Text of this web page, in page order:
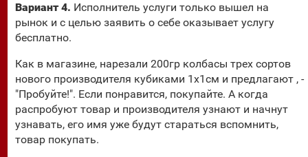
Вариант 4. Исполнитель услуги только вышел на
рынок и с целью заявить о себе оказывает услугу
бесплатно.
Как в магазине, нарезали 200гр колбасы трех сортов
нового производителя кубиками 1х1см и предлагают , -
"Пробуйте!". Если понравится, покупайте. А когда
распробуют товар и производителя узнают и начнут
узнавать, его имя уже будут стараться вспомнить,
товар покупать.